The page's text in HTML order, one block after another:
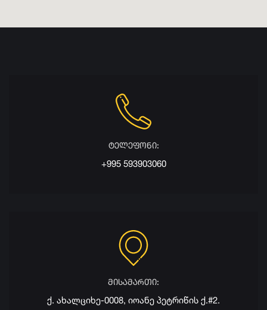
ტელეფონი:
+995 593903060
მისამართი:
ქ. ახალციხე-0008, იოანე პეტრიწის ქ.#2.